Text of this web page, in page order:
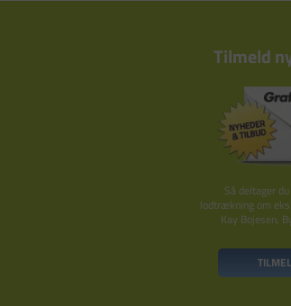
Tilmeld
Så deltager
lodtrækning om
Kay Bojesen,